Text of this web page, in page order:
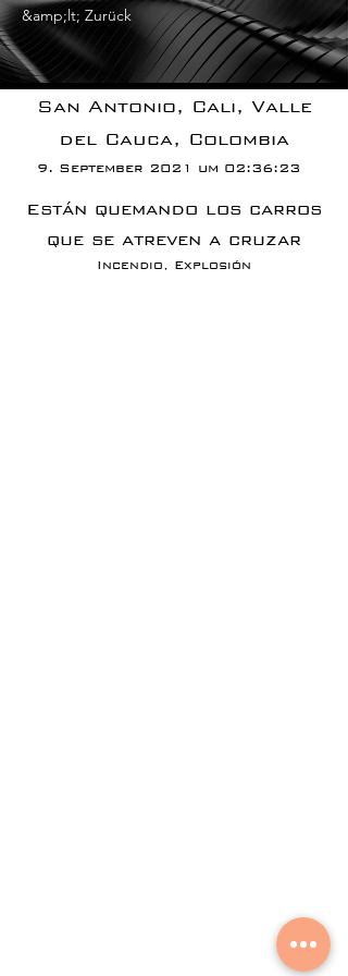
&amp;lt; Zurück
San Antonio, Cali, Valle
del Cauca, Colombia
9. September 2021 um 02:36:23
Están quemando los carros
que se atreven a cruzar
Incendio, Explosión